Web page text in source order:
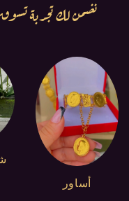
نضمن لك تجربة
أساور